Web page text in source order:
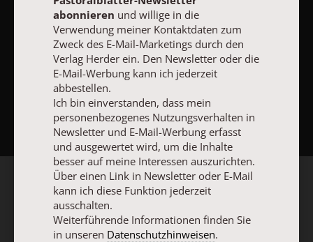
NACH OBEN
abonnieren und willige in die
Verwendung meiner Kontaktdaten zum
Zweck des E-Mail-Marketings durch den
Verlag Herder ein. Den Newsletter oder die
E-Mail-Werbung kann ich jederzeit
abbestellen.
Ich bin einverstanden, dass mein
personenbezogenes Nutzungsverhalten in
Newsletter und E-Mail-Werbung erfasst
und ausgewertet wird, um die Inhalte
besser auf meine Interessen auszurichten.
Über einen Link in Newsletter oder E-Mail
kann ich diese Funktion jederzeit
ausschalten.
Weiterführende Informationen finden Sie
in unseren Datenschutzhinweisen.